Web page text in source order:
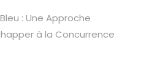
: Une Approche
à la Concurrence